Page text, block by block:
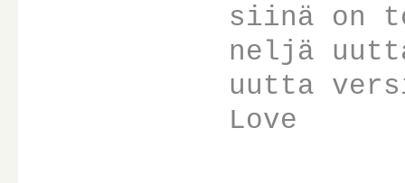
siinä on
neljä
uutta
Love